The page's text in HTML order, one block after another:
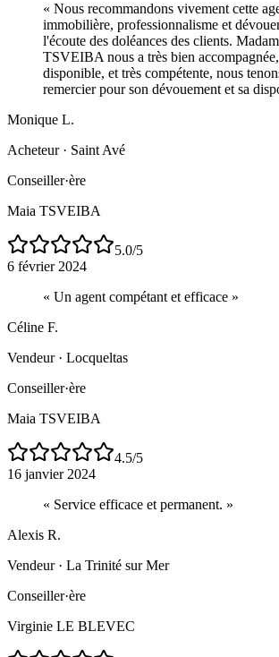
« Nous recommandons vivement cette
immobilière, professionnalisme et
l'écoute des doléances des clients.
TSVEIBA nous a très bien
disponible, et très compétente, nous
remercier pour son dévouement et sa
Monique L.
Acheteur· Saint Avé
Conseiller·ère
Maia TSVEIBA
5.0/5
6 février 2024
« Un agent compétant et efficace »
Céline F.
Vendeur· Locqueltas
Conseiller·ère
Maia TSVEIBA
4.5/5
16 janvier 2024
« Service efficace et permanent. »
Alexis R.
Vendeur· La Trinité sur Mer
Conseiller·ère
Virginie LE BLEVEC